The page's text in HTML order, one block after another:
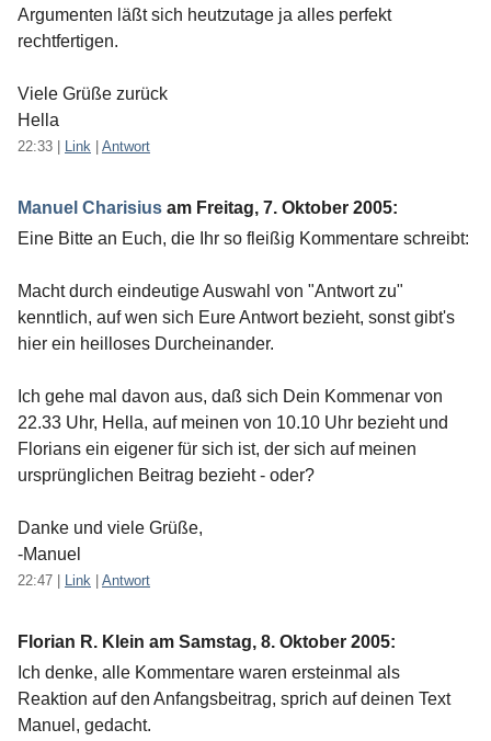
Argumenten läßt sich heutzutage ja alles perfekt
rechtfertigen.
Viele Grüße zurück
Hella
22:33 Link Antwort
Manuel Charisius am Freitag, 7. Oktober 2005:
Eine Bitte an Euch, die Ihr so fleißig Kommentare schreibt:
Macht durch eindeutige Auswahl von "Antwort zu"
kenntlich, auf wen sich Eure Antwort bezieht, sonst gibt's
hier ein heilloses Durcheinander.
Ich gehe mal davon aus, daß sich Dein Kommenar von
22.33 Uhr, Hella, auf meinen von 10.10 Uhr bezieht und
Florians ein eigener für sich ist, der sich auf meinen
ursprünglichen Beitrag bezieht - oder?
Danke und viele Grüße,
-Manuel
22:47 Link Antwort
Florian R. Klein am Samstag, 8. Oktober 2005:
Ich denke, alle Kommentare waren ersteinmal als
Reaktion auf den Anfangsbeitrag, sprich auf deinen Text
Manuel, gedacht.